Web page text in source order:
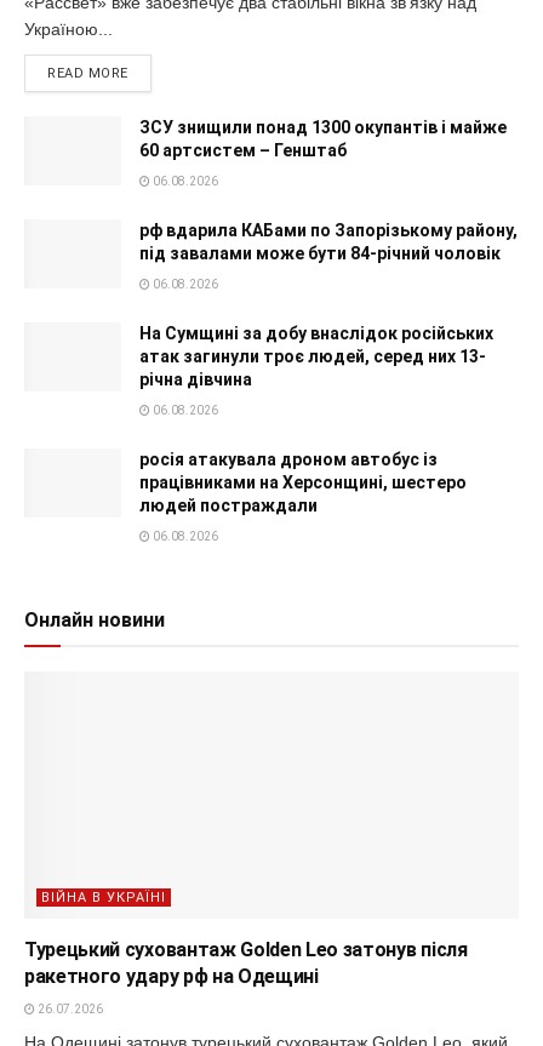
Україною...
READ MORE
ЗСУ знищили понад 1300 окупантів і майже
60 артсистем – Генштаб
06.08.2026
рф вдарила КАБами по Запорізькому району,
під завалами може бути 84-річний чоловік
06.08.2026
На Сумщині за добу внаслідок російських
атак загинули троє людей, серед них 13-
річна дівчина
06.08.2026
росія атакувала дроном автобус із
працівниками на Херсонщині, шестеро
людей постраждали
06.08.2026
Онлайн новини
ВІЙНА В УКРАЇНІ
Турецький суховантаж Golden Leo затонув після
ракетного удару рф на Одещині
26.07.2026